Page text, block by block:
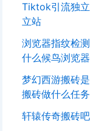
Tiktok引流独
立站
浏览器指纹检
什么候鸟浏览
梦幻西游搬砖
搬砖做什么任务
轩辕传奇搬砖